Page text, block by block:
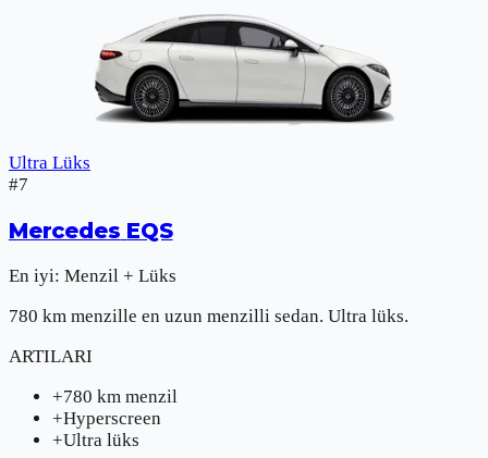
Ultra Lüks
#7
Mercedes EQS
En iyi: Menzil + Lüks
780 km menzille en uzun menzilli sedan. Ultra lüks.
ARTILARI
+780 km menzil
+Hyperscreen
+Ultra lüks